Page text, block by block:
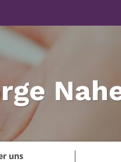
uns